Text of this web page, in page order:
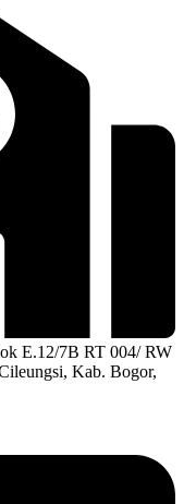
E.12/7B RT 004/ RW
Kab. Bogor,